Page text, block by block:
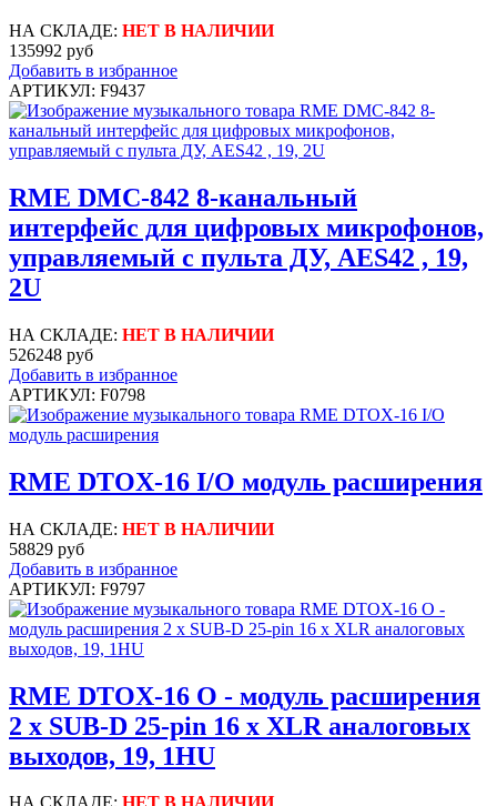
НА СКЛАДЕ: НЕТ В НАЛИЧИИ
135992 руб
Добавить в избранное
АРТИКУЛ: F9437
RME DMC-842 8-канальный
интерфейс для цифровых микрофонов,
управляемый с пульта ДУ, AES42 , 19,
2U
НА СКЛАДЕ: НЕТ В НАЛИЧИИ
526248 руб
Добавить в избранное
АРТИКУЛ: F0798
RME DTOX-16 I/O модуль расширения
НА СКЛАДЕ: НЕТ В НАЛИЧИИ
58829 руб
Добавить в избранное
АРТИКУЛ: F9797
RME DTOX-16 O - модуль расширения
2 x SUB-D 25-pin 16 x XLR аналоговых
выходов, 19, 1HU